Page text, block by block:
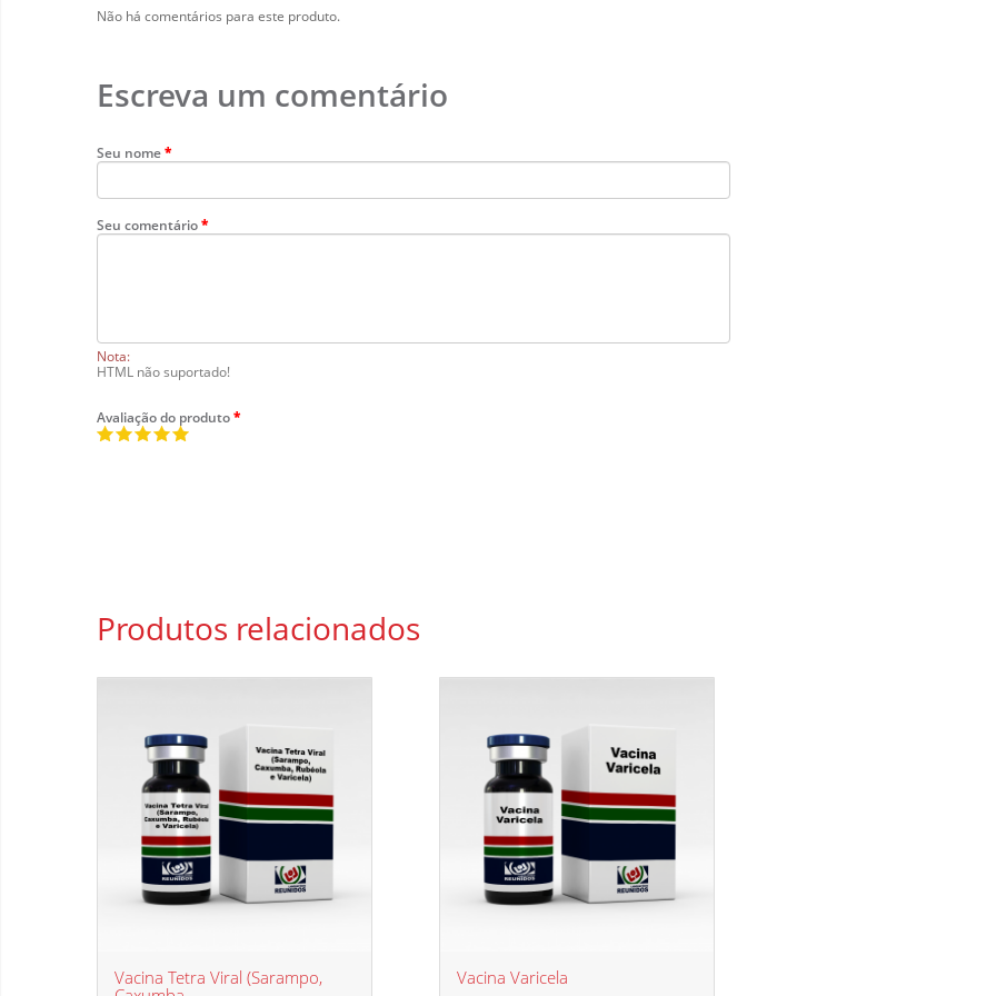
Não há comentários para este produto.
Escreva um comentário
Seu nome
Seu comentário
Nota:
HTML não suportado!
Avaliação do produto
Produtos relacionados
Vacina Tetra Viral (Sarampo,
Vacina Varicela